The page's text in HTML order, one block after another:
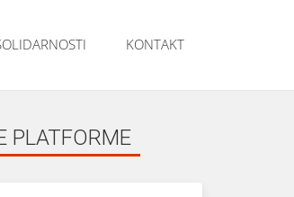
KONTAKT
PLATFORME